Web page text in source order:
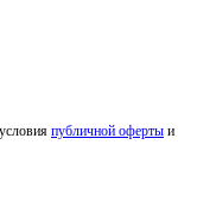
публичной оферты и